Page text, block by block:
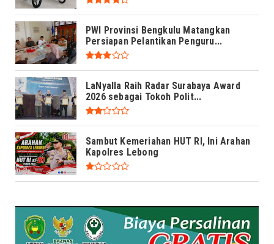
PWI Provinsi Bengkulu Matangkan
Persiapan Pelantikan Penguru...
LaNyalla Raih Radar Surabaya Award
2026 sebagai Tokoh Polit...
Sambut Kemeriahan HUT RI, Ini Arahan
Kapolres Lebong